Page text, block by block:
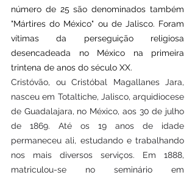
número de 25 são denominados também
"Mártires do México" ou de Jalisco. Foram
vítimas da perseguição religiosa
desencadeada no México na primeira
trintena de anos do século XX.
Cristóvão, ou Cristóbal Magallanes Jara,
nasceu em Totaltiche, Jalisco, arquidiocese
de Guadalajara, no México, aos 30 de julho
de 1869. Até os 19 anos de idade
permaneceu ali, estudando e trabalhando
nos mais diversos serviços. Em 1888,
matriculou-se no seminário em